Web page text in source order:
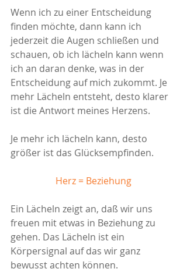
Wenn ich zu einer Entscheidung
finden möchte, dann kann ich
jederzeit die Augen schließen und
schauen, ob ich lächeln kann wenn
ich an daran denke, was in der
Entscheidung auf mich zukommt. Je
mehr Lächeln entsteht, desto klarer
ist die Antwort meines Herzens.
Je mehr ich lächeln kann, desto
größer ist das Glücksempfinden.
Herz = Beziehung
Ein Lächeln zeigt an, daß wir uns
freuen mit etwas in Beziehung zu
gehen. Das Lächeln ist ein
Körpersignal auf das wir ganz
bewusst achten können.